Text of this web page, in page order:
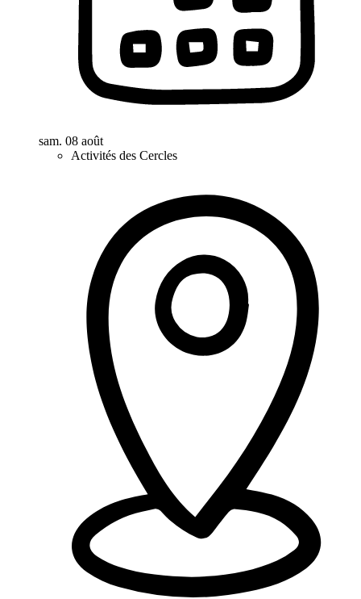
sam. 08 août
Activités des Cercles